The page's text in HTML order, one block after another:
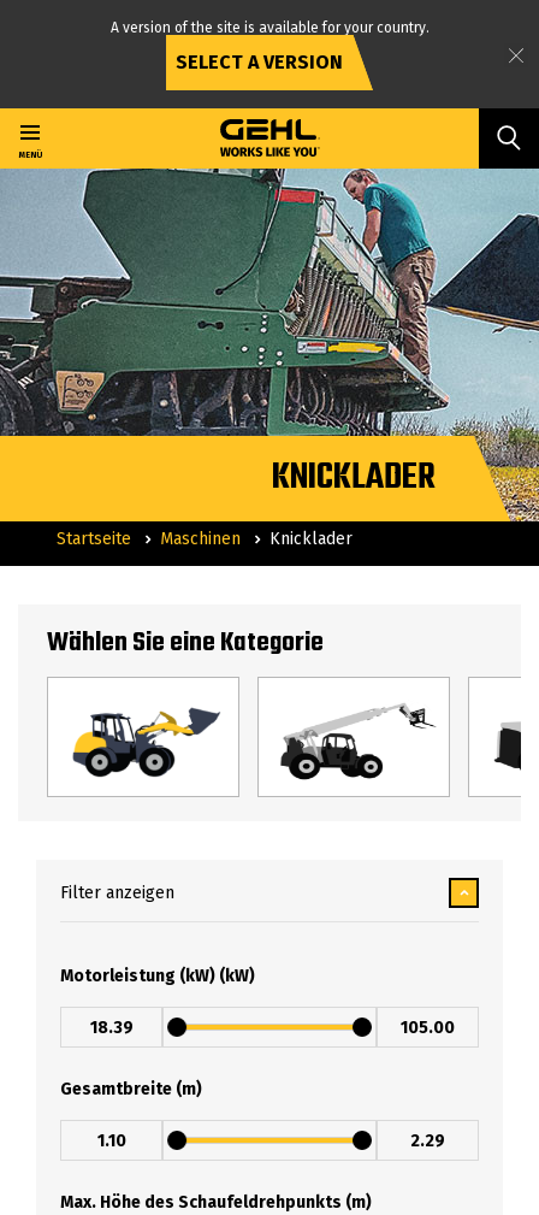
zum
Inhalt
A version of the site is available for your country.
SELECT A VERSION
MENÜ
KNICKLADER
Startseite Maschinen Knicklader
Wählen Sie eine Kategorie
Filter anzeigen
Motorleistung (kW) (kW)
Gesamtbreite (m)
Max. Höhe des Schaufeldrehpunkts (m)